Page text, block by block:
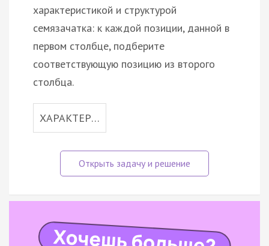
характеристикой и структурой
семязачатка: к каждой позиции, данной в
первом столбце, подберите
соответствующую позицию из второго
столбца.
ХАРАКТЕР…